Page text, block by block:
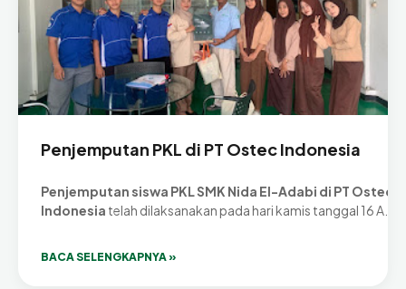
Penjemputan PKL di PT Ostec Indonesia
Penjemputan siswa PKL SMK Nida El-Adabi di PT Ostec
Indonesia telah dilaksanakan pada hari kamis tanggal 16 A…
BACA SELENGKAPNYA »